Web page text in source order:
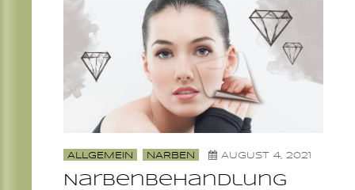
ALLGEMEIN NARBEN AUGUST 4, 2021
Narbenbehandlung